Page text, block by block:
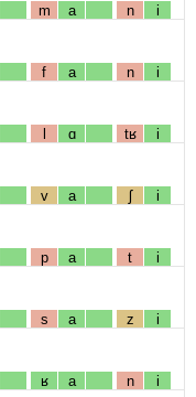
m a n i
f a n i
l ɑ tʁ i
v a ʃ i
p a t i
s a z i
ʁ a n i